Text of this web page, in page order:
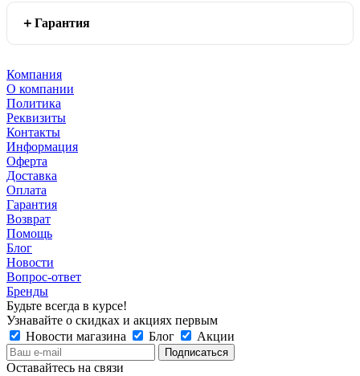
Гарантия
Компания
О компании
Политика
Реквизиты
Контакты
Информация
Оферта
Доставка
Оплата
Гарантия
Возврат
Помощь
Блог
Новости
Вопрос-ответ
Бренды
Будьте всегда в курсе!
Узнавайте о скидках и акциях первым
Новости магазина
Блог Акции
Оставайтесь на связи